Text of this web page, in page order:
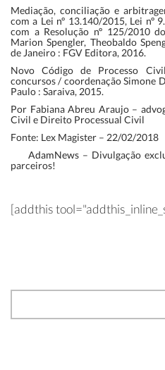
Mediação, conciliação e
com a Lei nº 13.140/2015, Lei nº
com a Resolução nº 125/2010
Marion Spengler, Theobaldo
de Janeiro : FGV Editora, 2016.
Novo Código de Processo
concursos / coordenação Simone
Paulo : Saraiva, 2015.
Por Fabiana Abreu Araujo –
Civil e Direito Processual Civil
Fonte: Lex Magister – 22/02/2018
AdamNews– Divulgação
parceiros!
[addthis